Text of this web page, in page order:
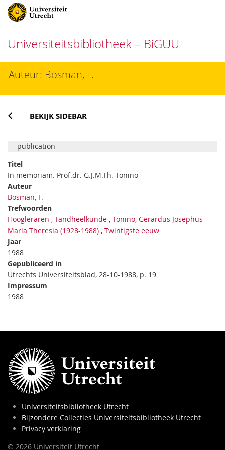
Universiteitsbibliotheek – BiGUU
naarAuteur: Bosman, F.
BEKIJK SIDEBAR
publication
Titel
In memoriam. Prof.dr. G.J.M.Th. Tonino
Auteur
Bosman, F.
Trefwoorden
Hoogleraren , Tandheelkunde , Tonino, Gerardus Josephus
Maria Theresia (1928-1988) , Twintigste eeuw
Jaar
1988
Gepubliceerd in
Utrechts Universiteitsblad, 28-10-1988, p. 19
Impressum
1988
Universiteitsbibliotheek Utrecht
Bijzondere Collecties Universiteitsbibliotheek Utrecht
Privacy verklaring
© 2026 Universiteit Utrecht